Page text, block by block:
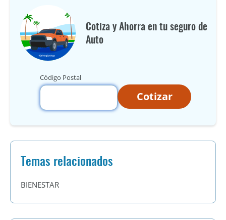
Cotiza y Ahorra en tu seguro de
Auto
Código Postal
Cotizar
Temas relacionados
BIENESTAR